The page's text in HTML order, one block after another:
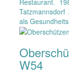
als
W54